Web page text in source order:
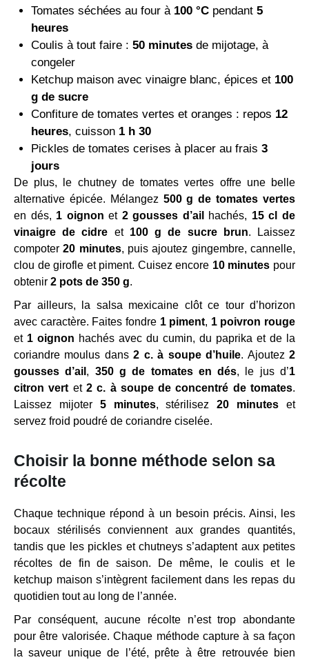
Tomates séchées au four à 100 °C pendant 5
heures
Coulis à tout faire : 50 minutes de mijotage, à
congeler
Ketchup maison avec vinaigre blanc, épices et 100
g de sucre
Confiture de tomates vertes et oranges : repos 12
heures, cuisson 1 h 30
Pickles de tomates cerises à placer au frais 3
jours
De plus, le chutney de tomates vertes offre une belle
alternative épicée. Mélangez 500 g de tomates vertes
en dés, 1 oignon et 2 gousses d’ail hachés, 15 cl de
vinaigre de cidre et 100 g de sucre brun. Laissez
compoter20 minutes, puis ajoutez gingembre, cannelle,
clou de girofle et piment. Cuisez encore 10 minutes pour
obtenir 2 pots de 350 g.
Par ailleurs, la salsa mexicaine clôt ce tour d’horizon
avec caractère. Faites fondre 1 piment, 1 poivron rouge
et 1 oignon hachés avec du cumin, du paprika et de la
coriandre moulus dans2 c. à soupe d’huile. Ajoutez2
gousses d’ail , 350 g de tomates en dés, le jus d’1
citron vert et 2 c. à soupe de concentré de tomates.
Laissez mijoter 5 minutes, stérilisez20 minutes et
servez froid poudré de coriandre ciselée.
Choisir la bonne méthode selon sa
récolte
Chaque technique répond à un besoin précis. Ainsi, les
bocaux stérilisés conviennent aux grandes quantités,
tandis que les pickles et chutneys s’adaptent aux petites
récoltes de fin de saison. De même, le coulis et le
ketchup maison s’intègrent facilement dans les repas du
quotidien tout au long de l’année.
Par conséquent, aucune récolte n’est trop abondante
pour être valorisée. Chaque méthode capture à sa façon
la saveur unique de l’été, prête à être retrouvée bien